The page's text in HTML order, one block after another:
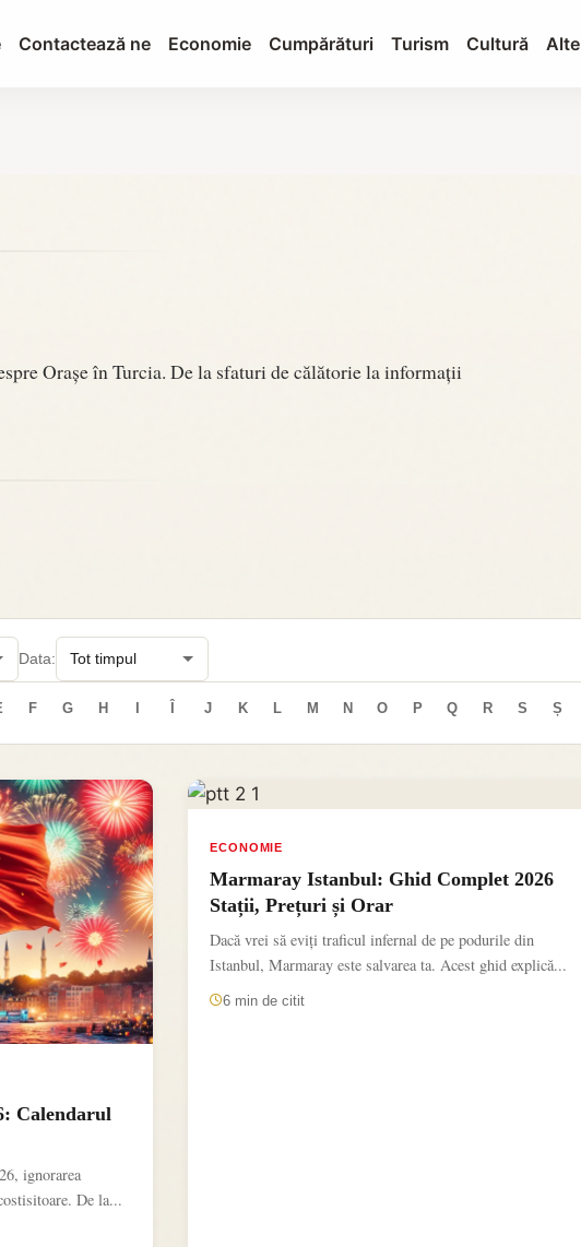
Contactează ne Economie Cumpărături Turism Cultură Alte
Orașe în Turcia. De la sfaturi de călătorie la informații
Data:
F G H J K L M N O P Q R S Ș
Calendarul
ignorarea
De la...
ECONOMIE
Marmaray Istanbul: Ghid Complet 2026
Stații, Prețuri și Orar
Dacă vrei să eviți traficul infernal de pe podurile din
Istanbul, Marmaray este salvarea ta. Acest ghid explică...
6 min de citit